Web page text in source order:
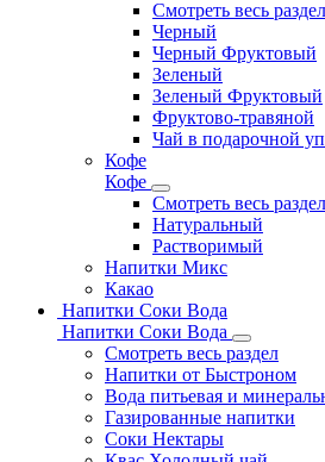
Смотреть весь раздел
Черный
Черный Фруктовый
Зеленый
Зеленый Фруктовый
Фруктово-травяной
Чай в подарочной
Кофе
Кофе
Смотреть весь раздел
Натуральный
Растворимый
Напитки Микс
Какао
Напитки Соки Вода
Напитки Соки Вода
Смотреть весь раздел
Напитки от Быстроном
Вода питьевая и
Газированные напитки
Соки Нектары